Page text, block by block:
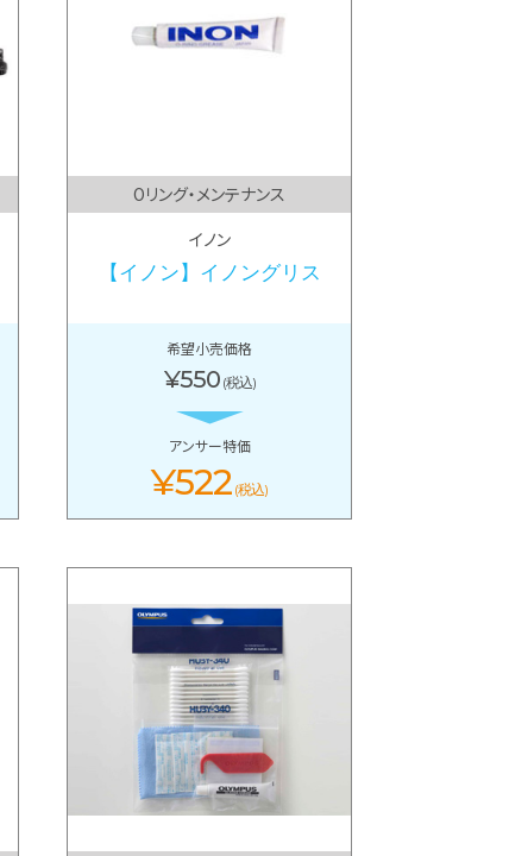
Oリング・メンテナンス
イノン
【イノン】イノングリス
希望小売価格
¥550 (税込)
アンサー特価
¥522 (税込)